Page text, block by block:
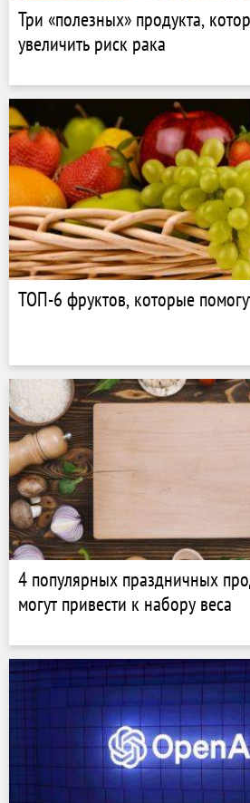
Три «полезных» продукта,
увеличить риск рака
ТОП-6 фруктов, которые
4 популярных праздничных
могут привести к набору веса